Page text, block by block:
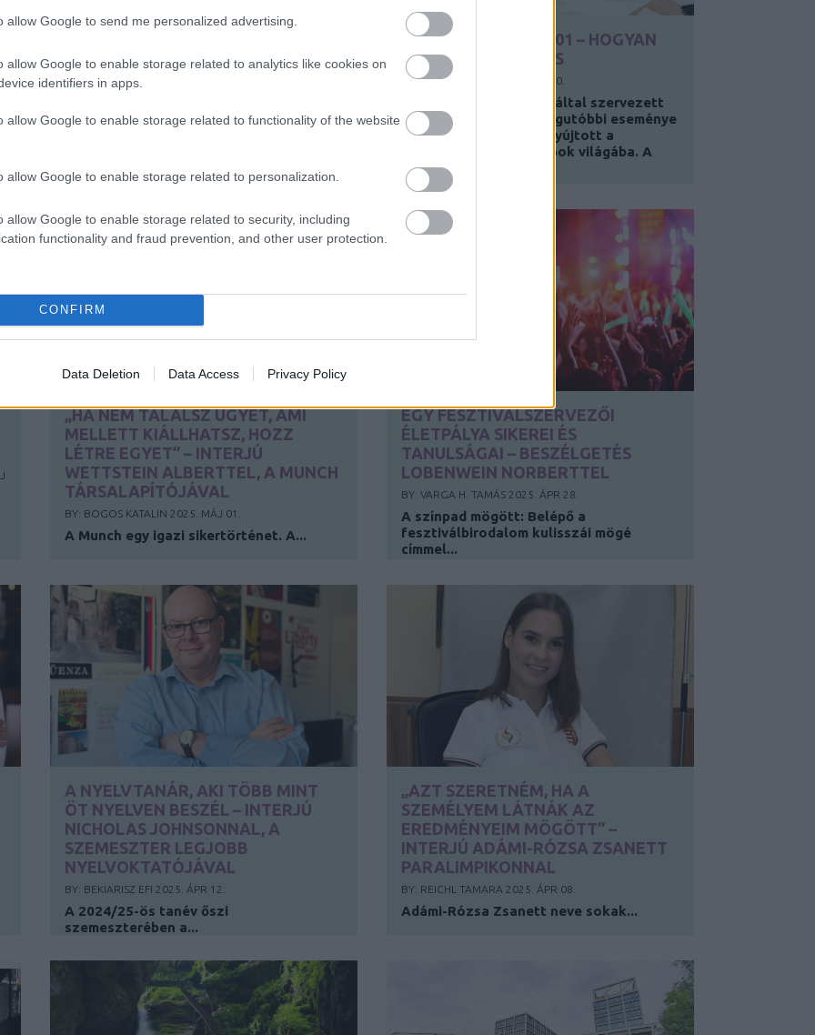
allow Google to send me personalized advertising.
allow Google to enable storage related to analytics like cookies on
identifiers in apps.
allow Google to enable storage related to functionality of the website
allow Google to enable storage related to personalization.
allow Google to enable storage related to security, including
functionality and fraud prevention, and other user protection.
CONFIRM
Data Deletion Data Access Privacy Policy
KATASZTRÓFA ÉS A VÉSZHELYZET
VAN A KÖZÉPPONTBAN, NEM AZ,
VAN”
SZILÍCIUM-VÖLGY 101 – HOGYAN
LEGYÉL MILLIÁRDOS
BY:HUGERT ALEX 2025. MÁJ 10.
Az EVK Szakkollégium által szervezett
EVK Business Nights legutóbbi eseménye
izgalmas betekintést nyújtott a
szilícium-völgyi startupok világába. A
hallgatók...
„HA NEM TALÁLSZ ÜGYET, AMI
MELLETT KIÁLLHATSZ, HOZZ
LÉTRE EGYET” – INTERJÚ
WETTSTEIN ALBERTTEL, A MUNCH
TÁRSALAPÍTÓJÁVAL
BY: BOGOS KATALIN 2025. MÁJ 01.
A Munch egy igazi sikertörténet. A...
EGY FESZTIVÁLSZERVEZŐI
ÉLETPÁLYA SIKEREI ÉS
TANULSÁGAI – BESZÉLGETÉS
LOBENWEIN NORBERTTEL
BY: VARGA H. TAMÁS 2025. ÁPR 28.
A színpad mögött: Belépő a
fesztiválbirodalom kulisszái mögé
címmel...
A NYELVTANÁR, AKI TÖBB MINT
ÖT NYELVEN BESZÉL – INTERJÚ
NICHOLAS JOHNSONNAL, A
SZEMESZTER LEGJOBB
NYELVOKTATÓJÁVAL
BY: BEKIARISZ EFI 2025. ÁPR 12.
A 2024/25-ös tanév őszi
szemeszterében a...
„AZT SZERETNÉM, HA A
SZEMÉLYEM LÁTNÁK AZ
EREDMÉNYEIM MÖGÖTT” –
INTERJÚ ADÁMI-RÓZSA ZSANETT
PARALIMPIKONNAL
BY: REICHL TAMARA 2025. ÁPR 08.
Adámi-Rózsa Zsanett neve sokak...